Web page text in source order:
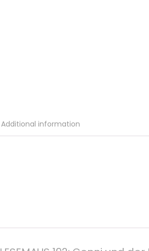
Additional information